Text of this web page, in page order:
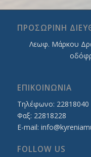
ΠΡΟΣΩΡΙΝΗ
Λεωφ. Mάρκου
ΕΠΙΚΟΙΝΩΝΙΑ
Τηλέφωνο: 22818040
Φαξ: 22818228
E-mail:
FOLLOW US